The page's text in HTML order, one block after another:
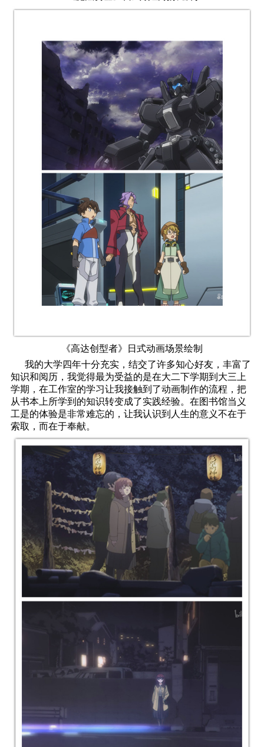
《高达创型者》日式动画场景绘制
我的大学四年十分充实，结交了许多知心好友，丰富了
知识和阅历，我觉得最为受益的是在大二下学期到大三上
学期，在工作室的学习让我接触到了动画制作的流程，把
从书本上所学到的知识转变成了实践经验。在图书馆当义
工是的体验是非常难忘的，让我认识到人生的意义不在于
索取，而在于奉献。